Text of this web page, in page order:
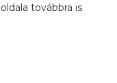
továbbra is